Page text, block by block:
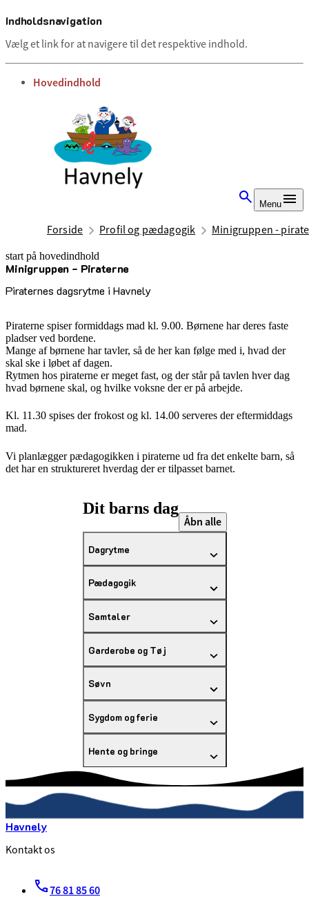
Indholdsnavigation
Vælg et link for at navigere til det respektive indhold.
gå til
Hovedindhold
Menu
Forside Profil og pædagogik Minigruppen -
start på hovedindhold
Minigruppen - Piraterne
Piraternes dagsrytme i Havnely
senest opdateret 29. september 2025
Piraterne spiser formiddags mad kl. 9.00. Børnene har deres faste
pladser ved bordene.
Mange af børnene har tavler, så de her kan følge med i, hvad der
skal ske i løbet af dagen.
Rytmen hos piraterne er meget fast, og der står på tavlen hver dag
hvad børnene skal, og hvilke voksne der er på arbejde.
Kl. 11.30 spises der frokost og kl. 14.00 serveres der eftermiddags
mad.
Vi planlægger pædagogikken i piraterne ud fra det enkelte barn, så
det har en struktureret hverdag der er tilpasset barnet.
Dit barns dag
Åbn alle
Dagrytme
Pædagogik
Samtaler
Garderobe og Tøj
Søvn
Sygdom og ferie
Hente og bringe
Havnely
Kontakt os
76 81 85 60